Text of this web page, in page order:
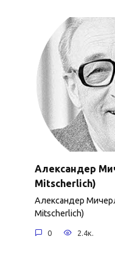
Александер
Mitscherlich)
Александер
Mitscherlich)
0 2.4к.